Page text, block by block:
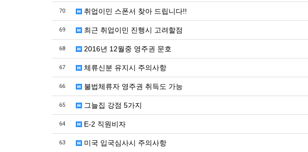
70 취업이민 스폰서 찾아 드립니다!!
69 최근 취업이민 진행시 고려할점
68 2016년 12월중 영주권 문호
67 체류신분 유지시 주의사항
66 불법체류자 영주권 취득도 가능
65 그늘집 강점 5가지
64 E-2 직원비자
63 미국 입국심사시 주의사항